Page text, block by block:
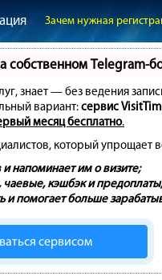
Зачем нужная
собственном Telegram-
знает — без ведения
вариант:сервис
месяц бесплатно.
который упрощает
напоминает им о визите;
чаевые, кэшбэк и предоплаты;
и помогает больше
сервисом